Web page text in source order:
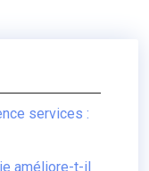
services :
améliore-t-il